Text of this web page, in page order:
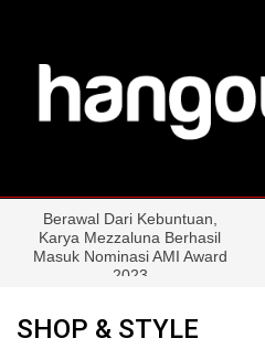
SHOP & STYLE